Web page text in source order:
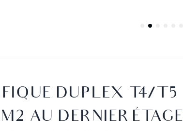
DUPLEX T4/T5
AU DERNIER ÉTAGE